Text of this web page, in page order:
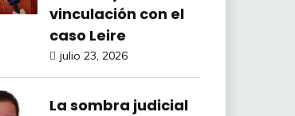
vinculación con el
caso Leire
julio 23, 2026
La sombra judicial